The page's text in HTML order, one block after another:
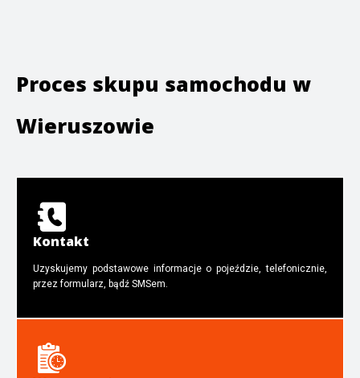
Proces skupu samochodu w
Wieruszowie
Kontakt
Uzyskujemy podstawowe informacje o pojeździe, telefonicznie,
przez formularz, bądź SMSem.